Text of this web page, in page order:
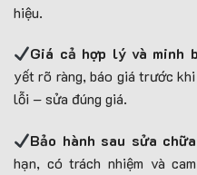
hiệu.
Giá cả hợp lý và minh
yết rõ ràng, báo giá trước
lỗi – sửa đúng giá.
Bảo hành sau sửa
hạn, có trách nhiệm và